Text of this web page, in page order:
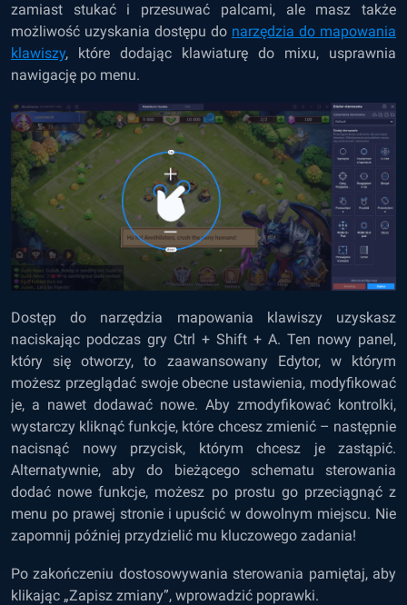
zamiast stukać i przesuwać palcami, ale masz także
możliwość uzyskania dostępu do narzędzia do mapowania
klawiszy, które dodając klawiaturę do mixu, usprawnia
nawigację po menu.
Dostęp do narzędzia mapowania klawiszy uzyskasz
naciskając podczas gry Ctrl + Shift + A. Ten nowy panel,
który się otworzy, to zaawansowany Edytor, w którym
możesz przeglądać swoje obecne ustawienia, modyfikować
je, a nawet dodawać nowe. Aby zmodyfikować kontrolki,
wystarczy kliknąć funkcje, które chcesz zmienić – następnie
nacisnąć nowy przycisk, którym chcesz je zastąpić.
Alternatywnie, aby do bieżącego schematu sterowania
dodać nowe funkcje, możesz po prostu go przeciągnąć z
menu po prawej stronie i upuścić w dowolnym miejscu. Nie
zapomnij później przydzielić mu kluczowego zadania!
Po zakończeniu dostosowywania sterowania pamiętaj, aby
klikając „Zapisz zmiany”, wprowadzić poprawki.